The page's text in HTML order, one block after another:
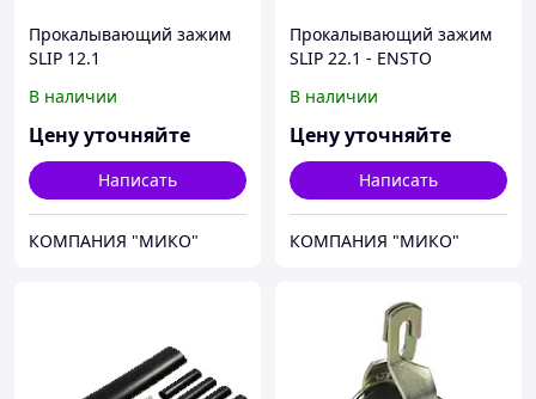
Прокалывающий зажим
SLIP 12.1
В наличии
Цену уточняйте
Написать
КОМПАНИЯ "МИКО"
Прокалывающий зажим
SLIP 22.1 - ENSTO
В наличии
Цену уточняйте
Написать
КОМПАНИЯ "МИКО"